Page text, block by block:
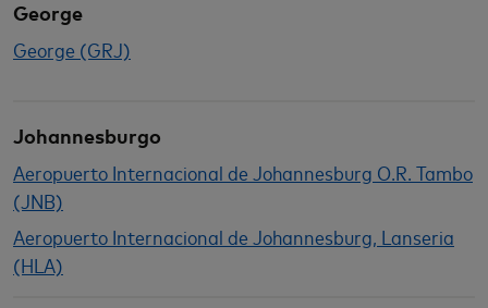
George
George (GRJ)
Johannesburgo
Aeropuerto Internacional de Johannesburg O.R. Tambo
(JNB)
Aeropuerto Internacional de Johannesburg, Lanseria
(HLA)